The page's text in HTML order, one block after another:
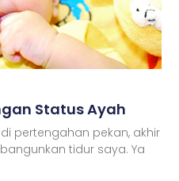
Status Ayah
pertengahan pekan, akhir
tidur saya. Ya